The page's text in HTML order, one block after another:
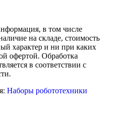
в том числе
на складе, стоимость
характер и ни при каких
офертой. Обработка
в соответствии с
Наборы робототехники